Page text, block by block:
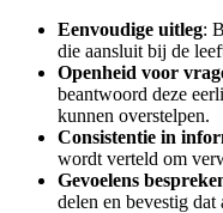
Eenvoudige uitleg:
die aansluit bij de
Openheid voor
beantwoord deze
kunnen overstelpen.
Consistentie in
wordt verteld om
Gevoelens
delen en bevestig dat